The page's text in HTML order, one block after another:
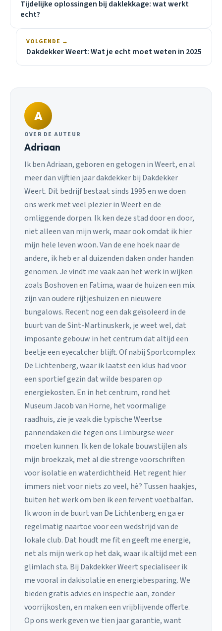
Tijdelijke oplossingen bij daklekkage: wat werkt
echt?
VOLGENDE →
Dakdekker Weert: Wat je echt moet weten in 2025
A
OVER DE AUTEUR
Adriaan
Ik ben Adriaan, geboren en getogen in Weert, en al
meer dan vijftien jaar dakdekker bij Dakdekker
Weert. Dit bedrijf bestaat sinds 1995 en we doen
ons werk met veel plezier in Weert en de
omliggende dorpen. Ik ken deze stad door en door,
niet alleen van mijn werk, maar ook omdat ik hier
mijn hele leven woon. Van de ene hoek naar de
andere, ik heb er al duizenden daken onder handen
genomen. Je vindt me vaak aan het werk in wijken
zoals Boshoven en Fatima, waar de huizen een mix
zijn van oudere rijtjeshuizen en nieuwere
bungalows. Recent nog een dak geïsoleerd in de
buurt van de Sint-Martinuskerk, je weet wel, dat
imposante gebouw in het centrum dat altijd een
beetje een eyecatcher blijft. Of nabij Sportcomplex
De Lichtenberg, waar ik laatst een klus had voor
een sportief gezin dat wilde besparen op
energiekosten. En in het centrum, rond het
Museum Jacob van Horne, het voormalige
raadhuis, zie je vaak die typische Weertse
pannendaken die tegen ons Limburgse weer
moeten kunnen. Ik ken de lokale bouwstijlen als
mijn broekzak, met al die strenge voorschriften
voor isolatie en waterdichtheid. Het regent hier
immers niet voor niets zo veel, hè? Tussen haakjes,
buiten het werk om ben ik een fervent voetbalfan.
Ik woon in de buurt van De Lichtenberg en ga er
regelmatig naartoe voor een wedstrijd van de
lokale club. Dat houdt me fit en geeft me energie,
net als mijn werk op het dak, waar ik altijd met een
glimlach sta. Bij Dakdekker Weert specialiseer ik
me vooral in dakisolatie en energiebesparing. We
bieden gratis advies en inspectie aan, zonder
voorrijkosten, en maken een vrijblijvende offerte.
Op ons werk geven we tien jaar garantie, want